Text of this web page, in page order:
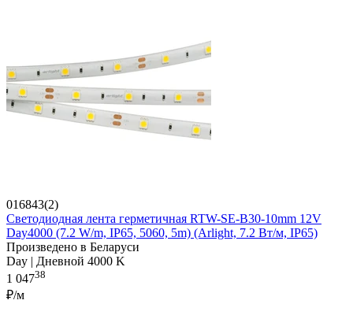
016843(2)
Светодиодная лента герметичная RTW-SE-B30-10mm 12V
Day4000 (7.2 W/m, IP65, 5060, 5m) (Arlight, 7.2 Вт/м, IP65)
Произведено в Беларуси
Day | Дневной 4000 K
1 04738
₽/м